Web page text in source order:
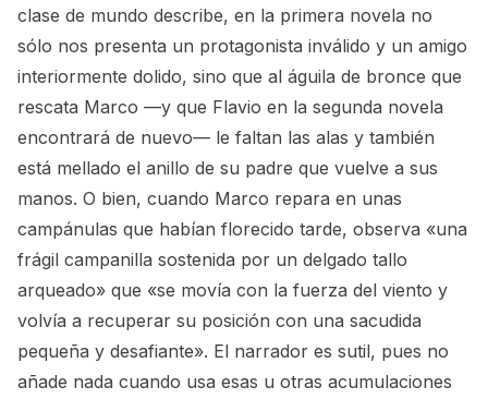
clase de mundo describe, en la primera novela no
sólo nos presenta un protagonista inválido y un amigo
interiormente dolido, sino que al águila de bronce que
rescata Marco —y que Flavio en la segunda novela
encontrará de nuevo— le faltan las alas y también
está mellado el anillo de su padre que vuelve a sus
manos. O bien, cuando Marco repara en unas
campánulas que habían florecido tarde, observa «una
frágil campanilla sostenida por un delgado tallo
arqueado» que «se movía con la fuerza del viento y
volvía a recuperar su posición con una sacudida
pequeña y desafiante». El narrador es sutil, pues no
añade nada cuando usa esas u otras acumulaciones